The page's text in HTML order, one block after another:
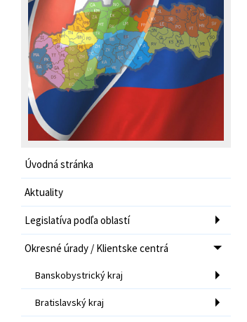
Úvodná stránka
Aktuality
Legislatíva podľa oblastí
Okresné úrady / Klientske centrá
Banskobystrický kraj
Bratislavský kraj